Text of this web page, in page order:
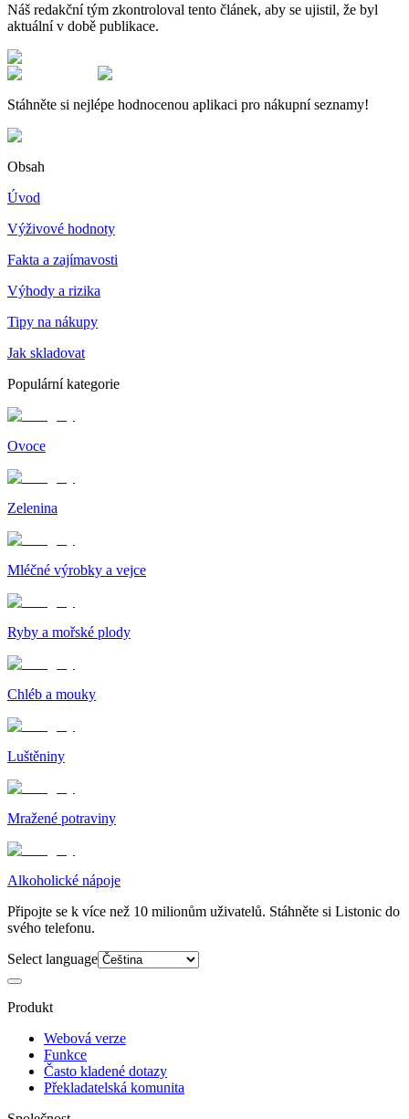
Náš redakční tým zkontroloval tento článek, aby se ujistil, že byl
aktuální v době publikace.
Stáhněte si nejlépe hodnocenou aplikaci pro nákupní seznamy!
Obsah
Úvod
Výživové hodnoty
Fakta a zajímavosti
Výhody a rizika
Tipy na nákupy
Jak skladovat
Populární kategorie
Ovoce
Zelenina
Mléčné výrobky a vejce
Ryby a mořské plody
Chléb a mouky
Luštěniny
Mražené potraviny
Alkoholické nápoje
Připojte se k více než 10 milionům uživatelů. Stáhněte si Listonic do
svého telefonu.
Select language
Produkt
Webová verze
Funkce
Často kladené dotazy
Překladatelská komunita